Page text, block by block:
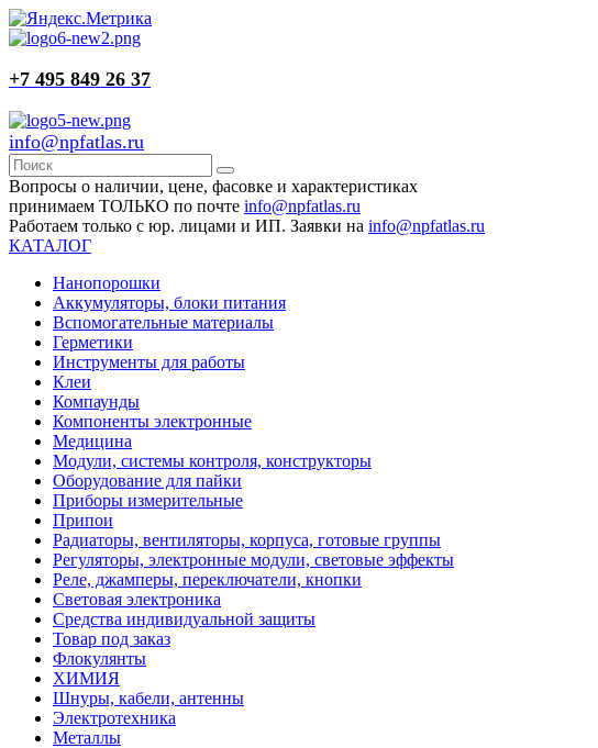
+7 495 849 26 37
info@npfatlas.ru
Вопросы о наличии, цене, фасовке и характеристиках
принимаем ТОЛЬКО по почте info@npfatlas.ru
Работаем только с юр. лицами и ИП. Заявки на info@npfatlas.ru
КАТАЛОГ
Нанопорошки
Аккумуляторы, блоки питания
Вспомогательные материалы
Герметики
Инструменты для работы
Клеи
Компаунды
Компоненты электронные
Медицина
Модули, системы контроля, конструкторы
Оборудование для пайки
Приборы измерительные
Припои
Радиаторы, вентиляторы, корпуса, готовые группы
Регуляторы, электронные модули, световые эффекты
Реле, джамперы, переключатели, кнопки
Световая электроника
Средства индивидуальной защиты
Товар под заказ
Флокулянты
ХИМИЯ
Шнуры, кабели, антенны
Электротехника
Металлы